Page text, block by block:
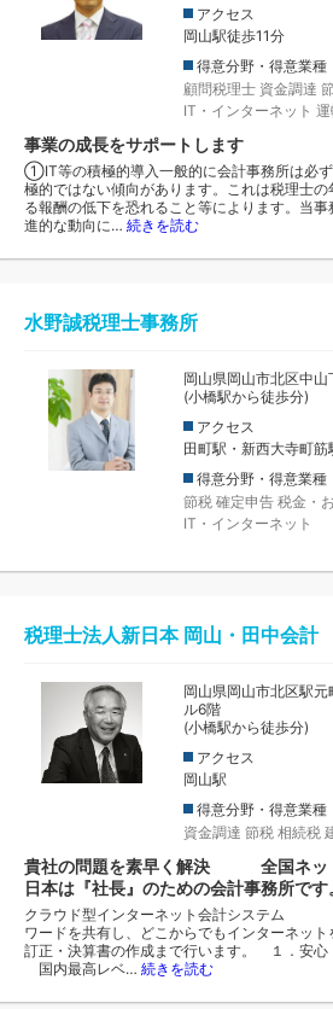
アクセス
岡山駅徒歩11分
得意分野・得意業種
顧問税理士 資金調達
IT・インターネット
事業の成長をサポートします
①IT等の積極的導入一般的に会計事務所は必
極的ではない傾向があります。これは税理士
る報酬の低下を恐れること等によります。当
進的な動向に… 続きを読む
水野誠税理士事務所
岡山県岡山市北区中
(小橋駅から徒歩分)
アクセス
田町駅・新西大寺町筋
得意分野・得意業種
節税 確定申告 税金・
IT・インターネット
税理士法人新日本 岡山・田中会計
岡山県岡山市北区駅
ル6階
(小橋駅から徒歩分)
アクセス
岡山駅
得意分野・得意業種
資金調達 節税 相続税
貴社の問題を素早く解決 全国ネッ
日本は『社長』のための会計事務所です
クラウド型インターネット会計システム
ワードを共有し、どこからでもインターネッ
訂正・決算書の作成まで行います。 １．
国内最高レベ… 続きを読む